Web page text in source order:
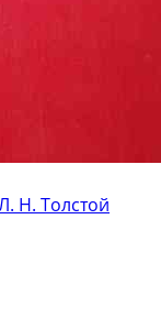
Н. Толстой